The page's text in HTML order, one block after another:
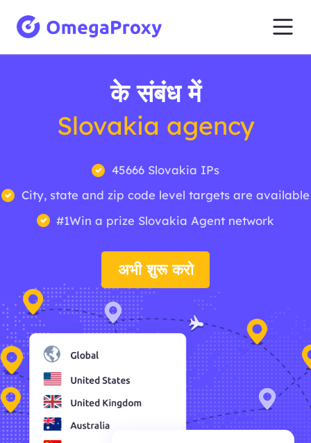
के संबंध में
Slovakia agency
45666 Slovakia IPs
City, state and zip code level targets are available
#1Win a prize Slovakia Agent network
अभी शुरू करो